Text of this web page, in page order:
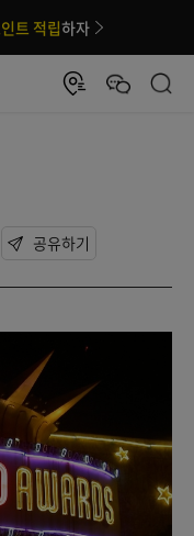
트 적립하자
공유하기